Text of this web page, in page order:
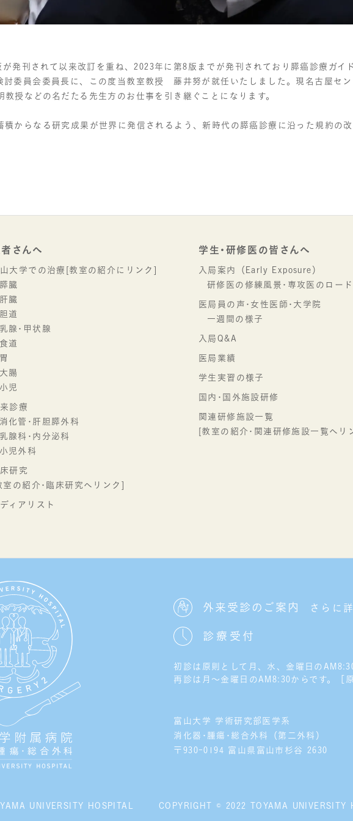
発刊されて以来改訂を重ね、2023年に第8版までが発刊されており膵癌診療ガ
討委員会委員長に、この度当教室教授 藤井努が就任いたしました。現名古屋セ
授などの名だたる先生方のお仕事を引き継ぐことになります。
積からなる研究成果が世界に発信されるよう、新時代の膵癌診療に沿った規約の
者さんへ
大学での治療[教室の紹介にリンク]
膵臓
肝臓
胆道
乳腺･甲状腺
食道
胃
大腸
小児
診療
消化管･肝胆膵外科
乳腺科･内分泌科
小児外科
研究
室の紹介･臨床研究へリンク]
ィアリスト
学生･研修医の皆さんへ
入局案内（Early Exposure）
研修医の修練風景･専攻医のロー
医局員の声･女性医師･大学院
一週間の様子
入局Q&A
医局業績
学生実習の様子
国内･国外施設研修
関連研修施設一覧
[教室の紹介･関連研修施設一覧へリ
外来受診のご案内 さらに
診療受付
初診は原則として月、水、金曜日の
再診は月～金曜日のAM8:30からです。［
富山大学 学術研究部医学系
消化器･腫瘍･総合外科（第二外科）
〒930-0194 富山県富山市杉谷 2630
UNIVERSITY HOSPITAL COPYRIGHT © 2022 TOYAMA UNIVERSITY